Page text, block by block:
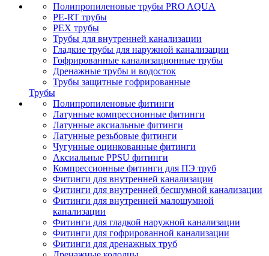
Полипропиленовые трубы PRO AQUA
PE-RT трубы
PEX трубы
Трубы для внутренней канализации
Гладкие трубы для наружной канализации
Гофрированные канализационные трубы
Дренажные трубы и водосток
Трубы защитные гофрированные
Трубы
Полипропиленовые фитинги
Латунные компрессионные фитинги
Латунные аксиальные фитинги
Латунные резьбовые фитинги
Чугунные оцинкованные фитинги
Аксиальные PPSU фитинги
Компрессионные фитинги для ПЭ труб
Фитинги для внутренней канализации
Фитинги для внутренней бесшумной канализации
Фитинги для внутренней малошумной
канализации
Фитинги для гладкой наружной канализации
Фитинги для гофрированной канализации
Фитинги для дренажных труб